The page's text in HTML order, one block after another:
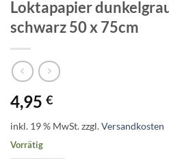
Loktapapier
schwarz 50 x 75cm
4,95 €
inkl. 19 % MwSt.zzgl.Versandkosten
Vorrätig